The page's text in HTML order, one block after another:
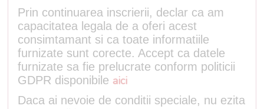
Prin continuarea inscrierii, declar ca am
capacitatea legala de a oferi acest
consimtamant si ca toate informatiile
furnizate sunt corecte. Accept ca datele
furnizate sa fie prelucrate conform politicii
GDPR disponibile aici
Daca ai nevoie de conditii speciale, nu ezita